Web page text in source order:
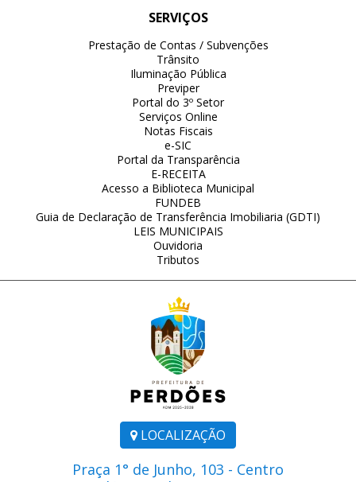
LOCALIZAÇÃO
Praça 1° de Junho, 103 - Centro
SERVIÇOS
Prestação de Contas / Subvenções
Trânsito
Iluminação Pública
Previper
Portal do 3º Setor
Serviços Online
Notas Fiscais
e-SIC
Portal da Transparência
E-RECEITA
Acesso a Biblioteca Municipal
FUNDEB
Guia de Declaração de Transferência Imobiliaria (GDTI)
LEIS MUNICIPAIS
Ouvidoria
Tributos